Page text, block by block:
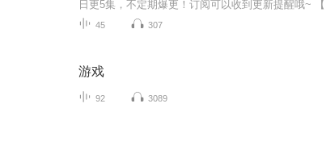
45 307
游戏
92 3089